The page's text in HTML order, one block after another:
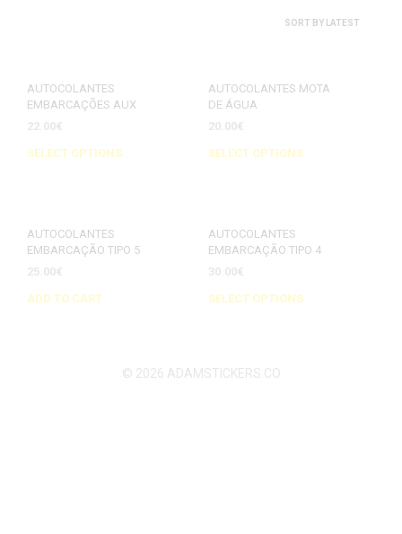
AUTOCOLANTES
EMBARCAÇÕES AUX
22.00€
SELECT OPTIONS
AUTOCOLANTES MOTA
DE ÁGUA
20.00€
SELECT OPTIONS
AUTOCOLANTES
EMBARCAÇÃO TIPO 5
25.00€
ADD TO CART
AUTOCOLANTES
EMBARCAÇÃO TIPO 4
30.00€
SELECT OPTIONS
© 2026 ADAMSTICKERS.CO